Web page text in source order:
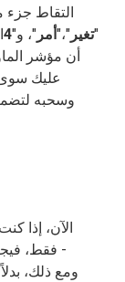
التقاط
"تغير "،"أمر "، و"4
أن مؤشر
عليك
وسحبه
الآن، إذا
فقط،
ومع ذلك،